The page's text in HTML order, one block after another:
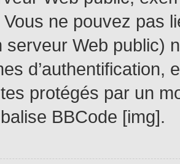
Vous ne pouvez pas
serveur Web public)
d’authentification,
protégés par un
BBCode [img].